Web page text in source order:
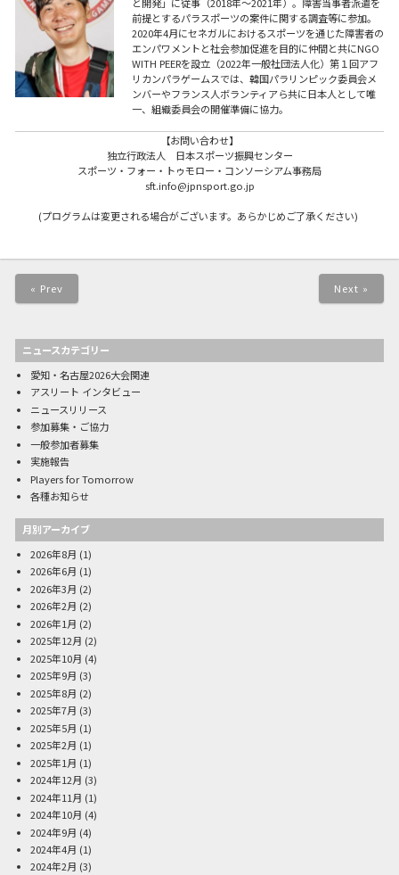
前提とするパラスポーツの案件に関する調査等に参加。
2020年4月にセネガルにおけるスポーツを通じた障害者の
エンパワメントと社会参加促進を目的に仲間と共にNGO
WITH PEERを設立（2022年一般社団法人化）第１回アフ
リカンパラゲームスでは、韓国パラリンピック委員会メ
ンバーやフランス人ボランティアら共に日本人として唯
一、組織委員会の開催準備に協力。
【お問い合わせ】
独立行政法人 日本スポーツ振興センター
スポーツ・フォー・トゥモロー・コンソーシアム事務局
sft.info@jpnsport.go.jp
(プログラムは変更される場合がございます。あらかじめご了承ください)
« Prev Next »
ニュースカテゴリー
愛知・名古屋2026大会関連
アスリート インタビュー
ニュースリリース
参加募集・ご協力
一般参加者募集
実施報告
Players for Tomorrow
各種お知らせ
月別アーカイブ
2026年8月 (1)
2026年6月 (1)
2026年3月 (2)
2026年2月 (2)
2026年1月 (2)
2025年12月 (2)
2025年10月 (4)
2025年9月 (3)
2025年8月 (2)
2025年7月 (3)
2025年5月 (1)
2025年2月 (1)
2025年1月 (1)
2024年12月 (3)
2024年11月 (1)
2024年10月 (4)
2024年9月 (4)
2024年4月 (1)
2024年2月 (3)